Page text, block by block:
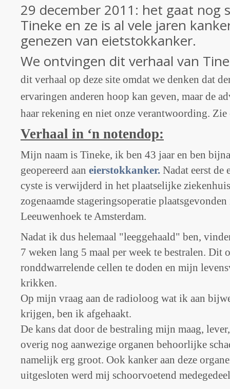
29 december 2011: het gaat nog
Tineke en ze is al vele jaren
genezen van eietstokkanker.
We ontvingen dit verhaal van
dit verhaal op deze site omdat we denken dat
ervaringen anderen hoop kan geven, maar de
haar rekening en niet onze verantwoording.
Verhaal in ‘n notendop:
Mijn naam is Tineke, ik ben 43 jaar en ben
geopereerd aan eierstokkanker. Nadat eerst de
cyste is verwijderd in het plaatselijke
zogenaamde stageringsoperatie
Leeuwenhoek te Amsterdam.
Nadat ik dus helemaal "leeggehaald" ben,
7 weken lang 5 maal per week te bestralen. Dit
ronddwarrelende cellen te doden en mijn
krikken.
Op mijn vraag aan de radioloog wat ik aan
krijgen, ben ik afgehaakt.
De kans dat door de bestraling mijn maag,
overig nog aanwezige organen behoorlijke
namelijk erg groot. Ook kanker aan deze
uitgesloten werd mij schoorvoetend